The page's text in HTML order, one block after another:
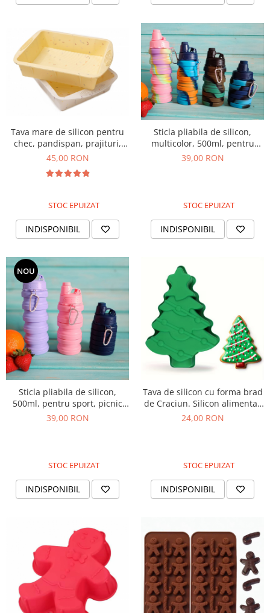
Tava mare de silicon pentru
chec, pandispan, prajituri,
torturi, 27cm
45,00 RON
STOC EPUIZAT
INDISPONIBIL
Sticla pliabila de silicon,
multicolor, 500ml, pentru
sport, picnic sau drumetie
39,00 RON
STOC EPUIZAT
INDISPONIBIL
NOU
Sticla pliabila de silicon,
500ml, pentru sport, picnic
sau drumetie.
39,00 RON
STOC EPUIZAT
INDISPONIBIL
Tava de silicon cu forma brad
de Craciun. Silicon alimentar
rezistent la cuptor
24,00 RON
STOC EPUIZAT
INDISPONIBIL